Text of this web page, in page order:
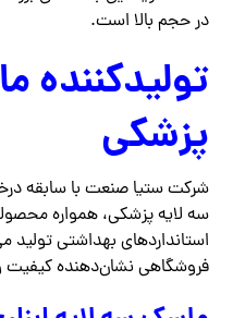
در حجم بالا است.
تولیدکننده
پزشکی
شرکت ستیا صنعت با سابقه
سه لایه پزشکی، همواره
استانداردهای بهداشتی تولید
فروشگاهی نشان‌دهنده کیفیت و